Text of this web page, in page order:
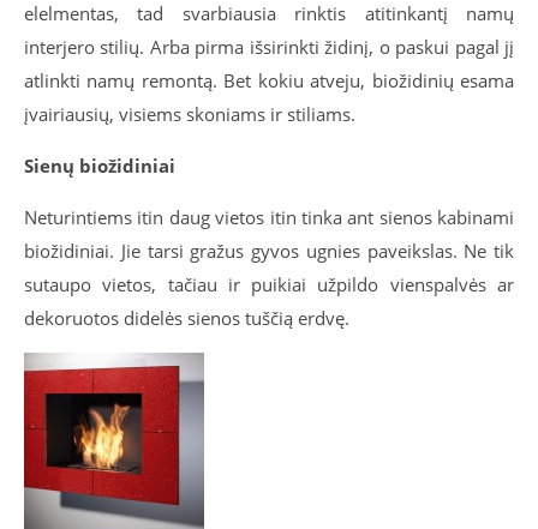
elelmentas, tad svarbiausia rinktis atitinkantį namų
interjero stilių. Arba pirma išsirinkti židinį, o paskui pagal jį
atlinkti namų remontą. Bet kokiu atveju, biožidinių esama
įvairiausių, visiems skoniams ir stiliams.
Sienų biožidiniai
Neturintiems itin daug vietos itin tinka ant sienos kabinami
biožidiniai. Jie tarsi gražus gyvos ugnies paveikslas. Ne tik
sutaupo vietos, tačiau ir puikiai užpildo vienspalvės ar
dekoruotos didelės sienos tuščią erdvę.